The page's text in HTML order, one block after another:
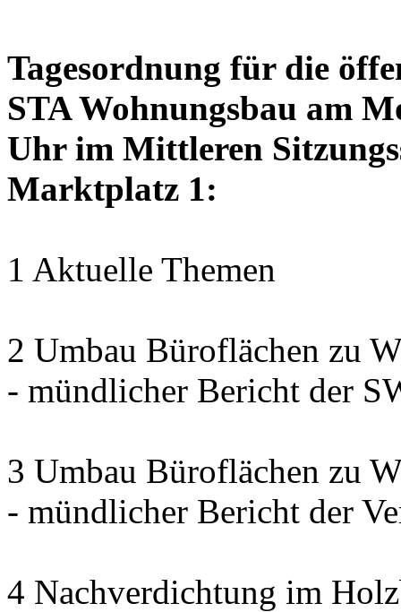
Tagesordnung für die
STA Wohnungsbau am
Uhr im Mittleren
Marktplatz 1:
1 Aktuelle Themen
2 Umbau Büroflächen zu
- mündlicher Bericht der
3 Umbau Büroflächen zu
- mündlicher Bericht der
4 Nachverdichtung im